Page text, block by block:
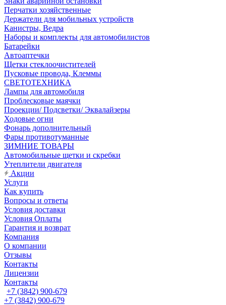
Перчатки хозяйственные
Держатели для мобильных устройств
Канистры, Ведра
Наборы и комплекты для автомобилистов
Батарейки
Автоаптечки
Щетки стеклоочистителей
Пусковые провода, Клеммы
СВЕТОТЕХНИКА
Лампы для автомобиля
Проблесковые маячки
Проекции/ Подсветки/ Эквалайзеры
Ходовые огни
Фонарь дополнительный
Фары противотуманные
ЗИМНИЕ ТОВАРЫ
Автомобильные щетки и скребки
Утеплители двигателя
Акции
Услуги
Как купить
Вопросы и ответы
Условия доставки
Условия Оплаты
Гарантия и возврат
Компания
О компании
Отзывы
Контакты
Лицензии
Контакты
+7 (3842) 900-679
+7 (3842) 900-679